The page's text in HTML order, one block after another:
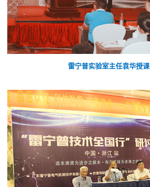
雷宁普实验室主任袁华授课